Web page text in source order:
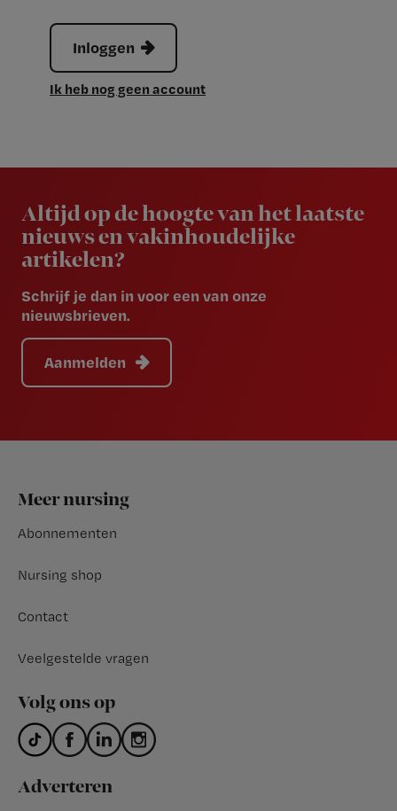
Inloggen
Ik heb nog geen account
Altijd op de hoogte van het laatste
nieuws en vakinhoudelijke
artikelen?
Schrijf je dan in voor een van onze
nieuwsbrieven.
Aanmelden
Footer
Meer nursing
Abonnementen
Nursing shop
Contact
Veelgestelde vragen
Volg ons op
Adverteren